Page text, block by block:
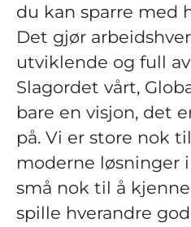
du kan sparre med
Det gjør
utviklende og full
Slagordet vårt,
bare en visjon, det
på. Vi er store nok
moderne løsninger
små nok til å
spille hverandre